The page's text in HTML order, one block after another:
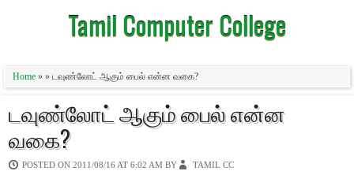
Tamil Computer College
Home » » டவுண்லோட் ஆகும் பைல் என்ன வகை?
டவுண்லோட் ஆகும் பைல் என்ன
வகை?
POSTED ON 2011/08/16 AT 6:02 AM BY TAMIL CC